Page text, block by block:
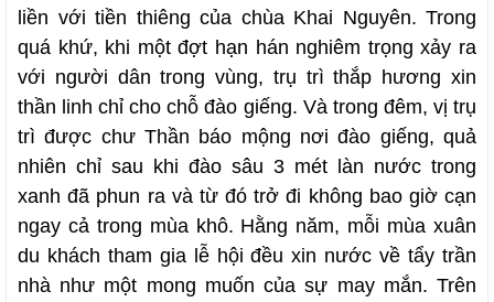
liền với tiền thiêng của chùa Khai Nguyên. Trong
quá khứ, khi một đợt hạn hán nghiêm trọng xảy ra
với người dân trong vùng, trụ trì thắp hương xin
thần linh chỉ cho chỗ đào giếng. Và trong đêm, vị trụ
trì được chư Thần báo mộng nơi đào giếng, quả
nhiên chỉ sau khi đào sâu 3 mét làn nước trong
xanh đã phun ra và từ đó trở đi không bao giờ cạn
ngay cả trong mùa khô. Hằng năm, mỗi mùa xuân
du khách tham gia lễ hội đều xin nước về tẩy trần
nhà như một mong muốn của sự may mắn. Trên